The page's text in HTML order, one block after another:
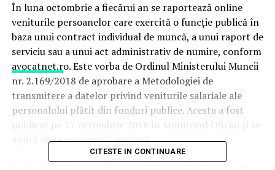
În luna octombrie a fiecărui an se raportează online
veniturile persoanelor care exercită o funcţie publică în
baza unui contract individual de muncă, a unui raport de
serviciu sau a unui act administrativ de numire, conform
avocatnet.ro. Este vorba de Ordinul Ministerului Muncii
nr. 2.169/2018 de aprobare a Metodologiei de
transmitere a datelor privind veniturile salariale ale
personalului plătit din fonduri publice. Acesta a fost
publicat pe 17 octombrie 2018 în Monitorul Oficial şi se
aplică de la momentul apariţiei.
Instituţiile şi autorităţile publice trebuie să raporteze
CITESTE IN CONTINUARE